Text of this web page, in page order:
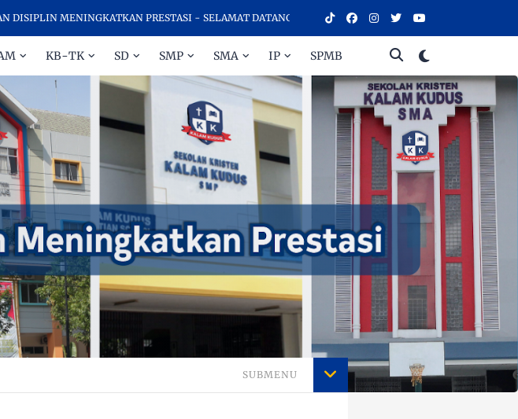
MENINGKATKAN PRESTASI - SELAMAT DATANG DI SEKOLAH KRISTEN KALAM KUDUS SURAKARTA,
KB-TK SD SMP SMA IP SPMB
SUBMENU